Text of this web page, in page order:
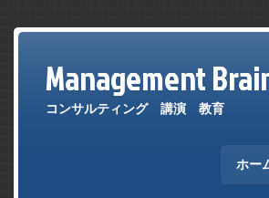
Management
コンサルティング 講演 教育
ホー